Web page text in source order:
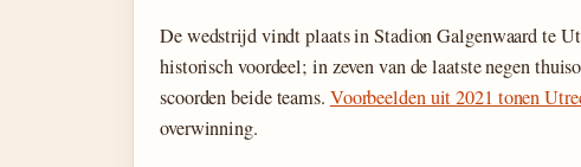
De wedstrijd vindt plaats in Stadion Galgenwaard te
historisch voordeel; in zeven van de laatste negen
scoorden beide teams. Voorbeelden uit 2021 tonen
overwinning.